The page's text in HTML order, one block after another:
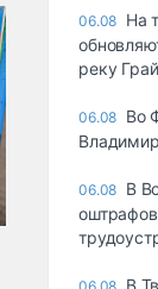
06.08 На
реку
06.08 Во
06.08 В